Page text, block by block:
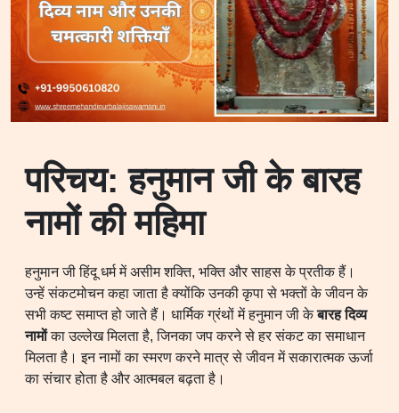
परिचय: हनुमान जी के बारह
नामों की महिमा
हनुमान जी हिंदू धर्म में असीम शक्ति, भक्ति और साहस के प्रतीक हैं।
उन्हें संकटमोचन कहा जाता है क्योंकि उनकी कृपा से भक्तों के जीवन के
सभी कष्ट समाप्त हो जाते हैं। धार्मिक ग्रंथों में हनुमान जी केबारह दिव्य
नामोंका उल्लेख मिलता है, जिनका जप करने से हर संकट का समाधान
मिलता है। इन नामों का स्मरण करने मात्र से जीवन में सकारात्मक ऊर्जा
का संचार होता है और आत्मबल बढ़ता है।